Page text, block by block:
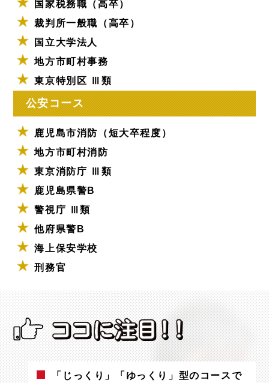
国家税務職（高卒）
裁判所一般職（高卒）
国立大学法人
地方市町村事務
東京特別区 Ⅲ類
公安コース
鹿児島市消防（短大卒程度）
地方市町村消防
東京消防庁 Ⅲ類
鹿児島県警B
警視庁 Ⅲ類
他府県警B
海上保安学校
刑務官
「じっくり」「ゆっくり」型のコースで